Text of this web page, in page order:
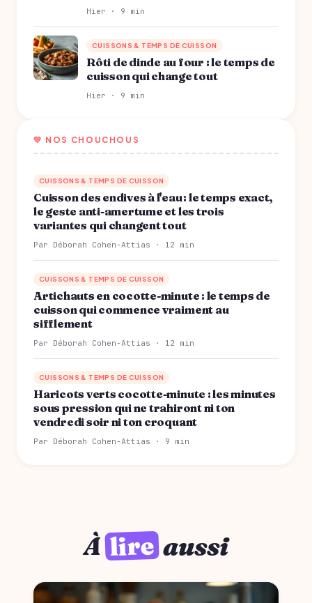
Hier · 9 min
CUISSONS & TEMPS DE CUISSON
Rôti de dinde au four : le temps de
cuisson qui change tout
Hier · 9 min
💛 NOS CHOUCHOUS
CUISSONS & TEMPS DE CUISSON
Cuisson des endives à l'eau : le temps exact,
le geste anti-amertume et les trois
variantes qui changent tout
Par Déborah Cohen-Attias · 12 min
CUISSONS & TEMPS DE CUISSON
Artichauts en cocotte-minute : le temps de
cuisson qui commence vraiment au
sifflement
Par Déborah Cohen-Attias · 12 min
CUISSONS & TEMPS DE CUISSON
Haricots verts cocotte-minute : les minutes
sous pression qui ne trahiront ni ton
vendredi soir ni ton croquant
Par Déborah Cohen-Attias · 9 min
Àlireaussi